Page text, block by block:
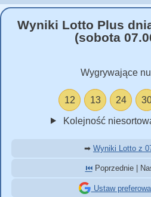
Wyniki Lotto Plus
(sobota
Wygrywające
12 13 24
Kolejność
➡ Wyniki Lotto z
⏮️Poprzednie |
Ustaw